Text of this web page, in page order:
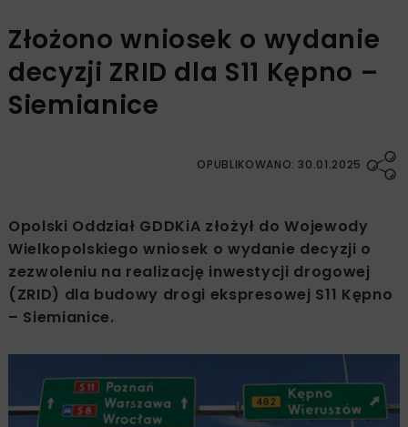
Złożono wniosek o wydanie
decyzji ZRID dla S11 Kępno –
Siemianice
OPUBLIKOWANO: 30.01.2025
Opolski Oddział GDDKiA złożył do Wojewody
Wielkopolskiego wniosek o wydanie decyzji o
zezwoleniu na realizację inwestycji drogowej
(ZRID) dla budowy drogi ekspresowej S11 Kępno
– Siemianice.